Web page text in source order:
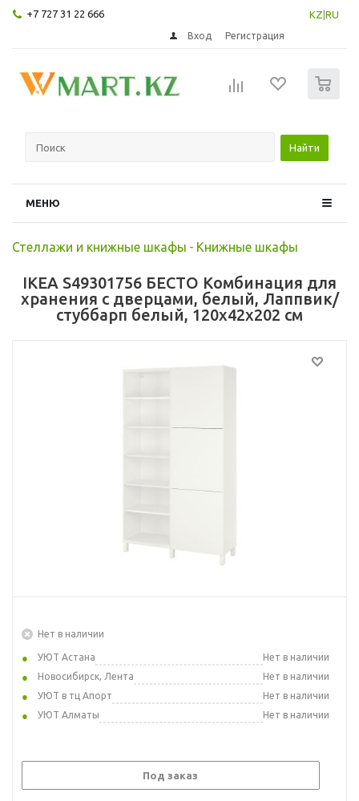
+7 727 31 22 666 KZ RU
Вход Регистрация
Найти
МЕНЮ
Стеллажи и книжные шкафы - Книжные шкафы
IKEA S49301756 БЕСТО Комбинация для
хранения с дверцами, белый, Лаппвик/
стуббарп белый, 120x42x202 см
Нет в наличии
УЮТ Астана
Нет в наличии
Новосибирск, Лента
Нет в наличии
УЮТ в тц Апорт
Нет в наличии
УЮТ Алматы
Нет в наличии
Под заказ